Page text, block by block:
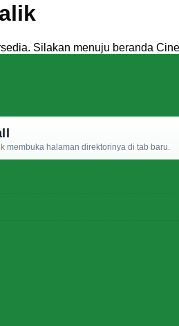
Silakan menuju beranda
membuka halaman direktorinya di tab baru.